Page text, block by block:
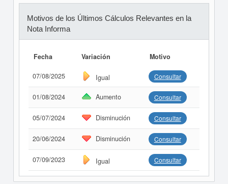
Motivos de los Últimos Cálculos Relevantes en la
Nota Informa
Fecha Variación Motivo
07/08/2025 Igual Consultar
01/08/2024 Aumento Consultar
05/07/2024 Disminución Consultar
20/06/2024 Disminución Consultar
07/09/2023 Igual Consultar